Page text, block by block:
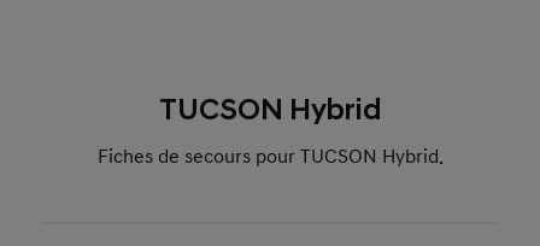
TUCSON Hybrid
Fiches de secours pour TUCSON Hybrid.